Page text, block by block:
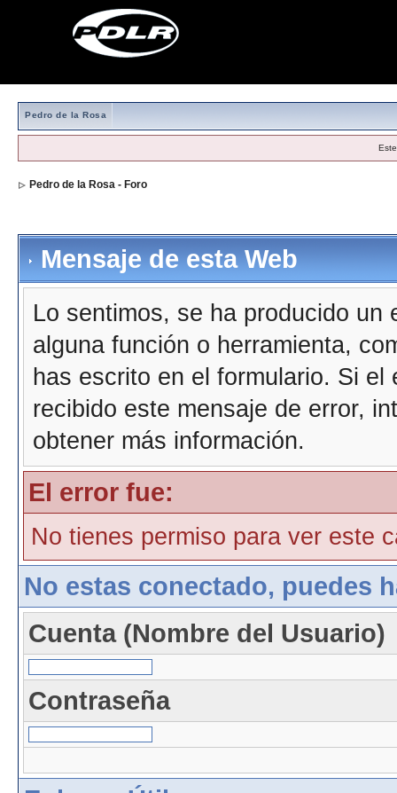
Pedro de la Rosa
Pedro de la Rosa - Foro
Mensaje de esta Web
Lo sentimos, se ha producido
alguna función o herramienta,
has escrito en el formulario. Si
recibido este mensaje de error,
obtener más información.
El error fue:
No tienes permiso para ver este
No estas conectado, puedes
Cuenta (Nombre del Usuario)
Contraseña